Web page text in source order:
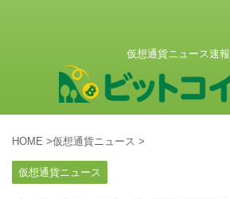
仮想通貨ニュース速報
HOME >仮想通貨ニュース >
仮想通貨ニュース